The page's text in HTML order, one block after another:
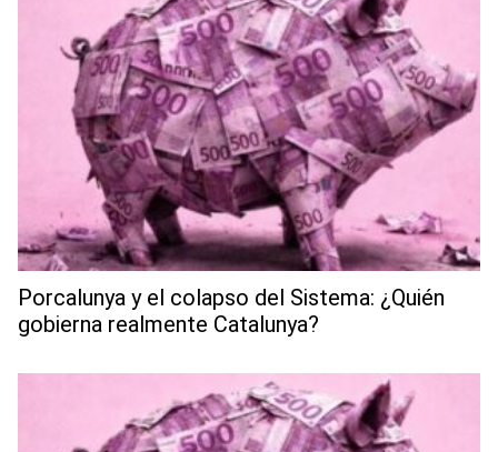
Porcalunya y el colapso del Sistema: ¿Quién
gobierna realmente Catalunya?